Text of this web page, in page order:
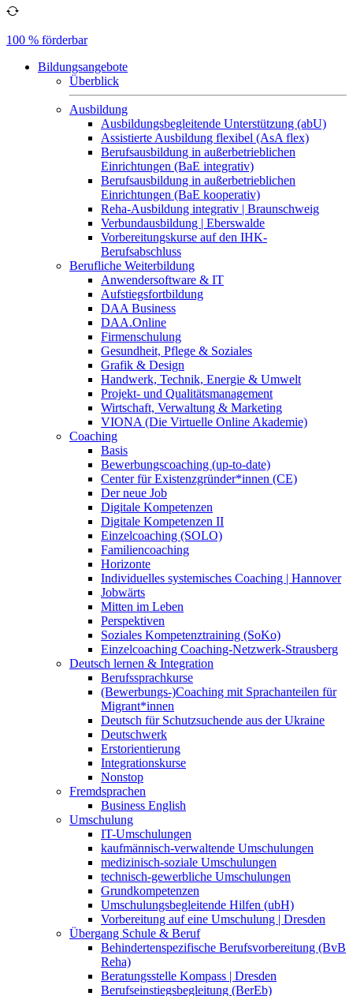
100 % förderbar
Bildungsangebote
Überblick
Ausbildung
Ausbildungsbegleitende Unterstützung (abU)
Assistierte Ausbildung flexibel (AsA flex)
Berufsausbildung in außerbetrieblichen
Einrichtungen (BaE integrativ)
Berufsausbildung in außerbetrieblichen
Einrichtungen (BaE kooperativ)
Reha-Ausbildung integrativ | Braunschweig
Verbundausbildung | Eberswalde
Vorbereitungskurse auf den IHK-
Berufsabschluss
Berufliche Weiterbildung
Anwendersoftware & IT
Aufstiegsfortbildung
DAA Business
DAA.Online
Firmenschulung
Gesundheit, Pflege & Soziales
Grafik & Design
Handwerk, Technik, Energie & Umwelt
Projekt- und Qualitätsmanagement
Wirtschaft, Verwaltung & Marketing
VIONA (Die Virtuelle Online Akademie)
Coaching
Basis
Bewerbungscoaching (up-to-date)
Center für Existenzgründer*innen (CE)
Der neue Job
Digitale Kompetenzen
Digitale Kompetenzen II
Einzelcoaching (SOLO)
Familiencoaching
Horizonte
Individuelles systemisches Coaching | Hannover
Jobwärts
Mitten im Leben
Perspektiven
Soziales Kompetenztraining (SoKo)
Einzelcoaching Coaching-Netzwerk-Strausberg
Deutsch lernen & Integration
Berufssprachkurse
(Bewerbungs-)Coaching mit Sprachanteilen für
Migrant*innen
Deutsch für Schutzsuchende aus der Ukraine
Deutschwerk
Erstorientierung
Integrationskurse
Nonstop
Fremdsprachen
Business English
Umschulung
IT-Umschulungen
kaufmännisch-verwaltende Umschulungen
medizinisch-soziale Umschulungen
technisch-gewerbliche Umschulungen
Grundkompetenzen
Umschulungsbegleitende Hilfen (ubH)
Vorbereitung auf eine Umschulung | Dresden
Übergang Schule & Beruf
Behindertenspezifische Berufsvorbereitung (BvB
Reha)
Beratungsstelle Kompass | Dresden
Berufseinstiegsbegleitung (BerEb)